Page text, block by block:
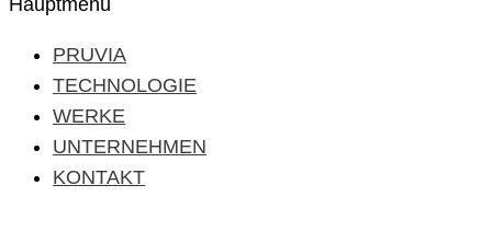
Hauptmenü
PRUVIA
TECHNOLOGIE
WERKE
UNTERNEHMEN
KONTAKT